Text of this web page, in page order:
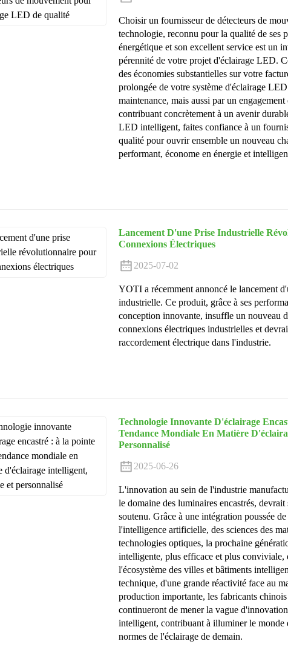
Choisir un fournisseur de détecteurs de
technologie, reconnu pour la qualité de ses
énergétique et son excellent service est un
pérennité de votre projet d'éclairage LED.
des économies substantielles sur votre
prolongée de votre système d'éclairage
maintenance, mais aussi par un
contribuant concrètement à un avenir
LED intelligent, faites confiance à un
qualité pour ouvrir ensemble un nouveau
performant, économe en énergie et
Lancement D'une Prise Industrielle
Connexions Électriques
2025-07-02
YOTI a récemment annoncé le lancement
industrielle. Ce produit, grâce à ses
conception innovante, insuffle un nouveau
connexions électriques industrielles et
raccordement électrique dans l'industrie.
Technologie Innovante D'éclairage
Tendance Mondiale En Matière
Personnalisé
2025-06-26
L'innovation au sein de l'industrie
le domaine des luminaires encastrés,
soutenu. Grâce à une intégration poussée
l'intelligence artificielle, des sciences des
technologies optiques, la prochaine
intelligente, plus efficace et plus conviviale,
l'écosystème des villes et bâtiments
technique, d'une grande réactivité face au
production importante, les fabricants
continueront de mener la vague
intelligent, contribuant à illuminer le monde
normes de l'éclairage de demain.